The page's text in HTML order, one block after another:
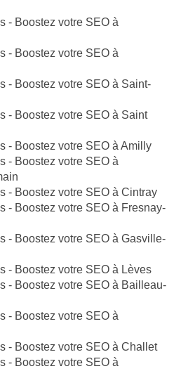
- Boostez votre SEO à
- Boostez votre SEO à
- Boostez votre SEO à Saint-
- Boostez votre SEO à Saint
- Boostez votre SEO à Amilly
- Boostez votre SEO à
- Boostez votre SEO à Cintray
- Boostez votre SEO à Fresnay-
- Boostez votre SEO à Gasville-
- Boostez votre SEO à Lèves
- Boostez votre SEO à Bailleau-
- Boostez votre SEO à
- Boostez votre SEO à Challet
- Boostez votre SEO à